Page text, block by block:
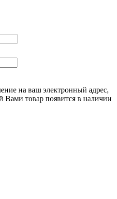
на ваш электронный адрес,
Вами товар появится в наличии